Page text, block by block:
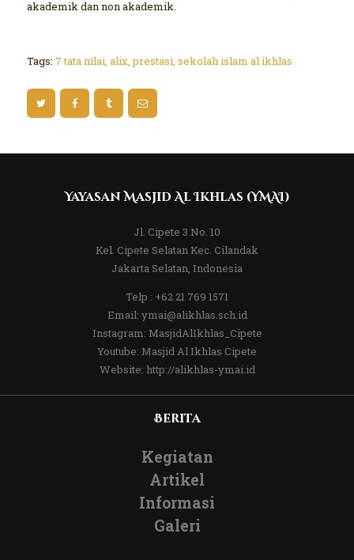
akademik dan non akademik.
Tags: 7 tata nilai, alix,prestasi, sekolah islam al ikhlas
Yayasan Masjid Al Ikhlas (YMAI)
Jl. Cipete 3 No. 10
Kel. Cipete Selatan Kec. Cilandak
Jakarta Selatan, Indonesia
Telp : +62 21 769 1571
Email: ymai@alikhlas.sch.id
Instagram: MasjidAlIkhlas_Cipete
Youtube: Masjid Al Ikhlas Cipete
Website: http://alikhlas-ymai.id
Berita
Kegiatan
Artikel
Informasi
Galeri